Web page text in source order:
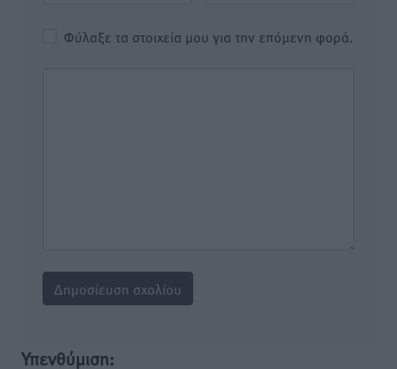
Φύλαξε τα στοιχεία μου για την επόμενη φορά.
Υπενθύμιση: